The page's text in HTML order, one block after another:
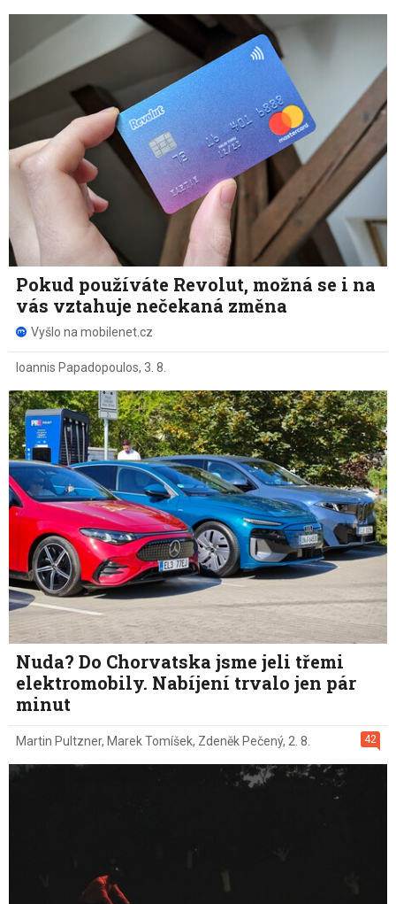
Pokud používáte Revolut, možná se i na
vás vztahuje nečekaná změna
Vyšlo na mobilenet.cz
Ioannis Papadopoulos, 3. 8.
Nuda? Do Chorvatska jsme jeli třemi
elektromobily. Nabíjení trvalo jen pár
minut
42
Martin Pultzner, Marek Tomíšek, Zdeněk Pečený, 2. 8.